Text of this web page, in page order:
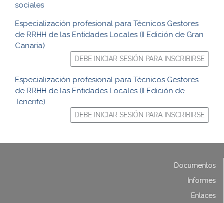
sociales
Especialización profesional para Técnicos Gestores
de RRHH de las Entidades Locales (II Edición de Gran
Canaria)
DEBE INICIAR SESIÓN PARA INSCRIBIRSE
Especialización profesional para Técnicos Gestores
de RRHH de las Entidades Locales (II Edición de
Tenerife)
DEBE INICIAR SESIÓN PARA INSCRIBIRSE
Documentos
Informes
Enlaces